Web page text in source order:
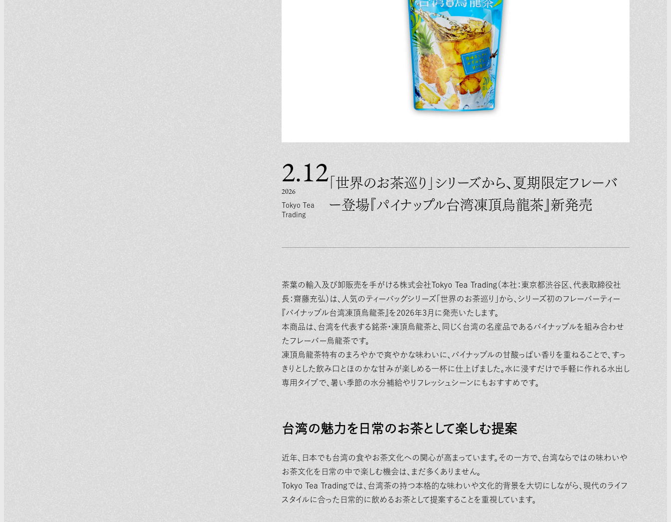
2.12
2026
Tokyo Tea
Trading
「世界のお茶巡り」シリーズから、夏期限定フレーバ
ー登場『パイナップル台湾凍頂烏龍茶』新発売
茶葉の輸入及び卸販売を手がける株式会社Tokyo Tea Trading（本社：東京都渋谷区、代表取締役社
長：齋藤充弘）は、人気のティーバッグシリーズ「世界のお茶巡り」から、シリーズ初のフレーバーティー
『パイナップル台湾凍頂烏龍茶』を2026年3月に発売いたします。
本商品は、台湾を代表する銘茶・凍頂烏龍茶と、同じく台湾の名産品であるパイナップルを組み合わせ
たフレーバー烏龍茶です。
凍頂烏龍茶特有のまろやかで爽やかな味わいに、パイナップルの甘酸っぱい香りを重ねることで、すっ
きりとした飲み口とほのかな甘みが楽しめる一杯に仕上げました。水に浸すだけで手軽に作れる水出し
専用タイプで、暑い季節の水分補給やリフレッシュシーンにもおすすめです。
台湾の魅力を日常のお茶として楽しむ提案
近年、日本でも台湾の食やお茶文化への関心が高まっています。その一方で、台湾ならではの味わいや
お茶文化を日常の中で楽しむ機会は、まだ多くありません。
Tokyo Tea Tradingでは、台湾茶の持つ本格的な味わいや文化的背景を大切にしながら、現代のライフ
スタイルに合った日常的に飲めるお茶として提案することを重視しています。